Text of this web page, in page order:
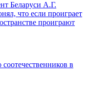
Беларуси А.Г.
что если проиграет
проиграют
в